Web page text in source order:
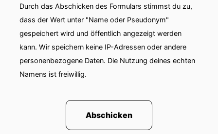
Durch das Abschicken des Formulars stimmst du zu,
dass der Wert unter "Name oder Pseudonym"
gespeichert wird und öffentlich angezeigt werden
kann. Wir speichern keine IP-Adressen oder andere
personenbezogene Daten. Die Nutzung deines echten
Namens ist freiwillig.
Abschicken